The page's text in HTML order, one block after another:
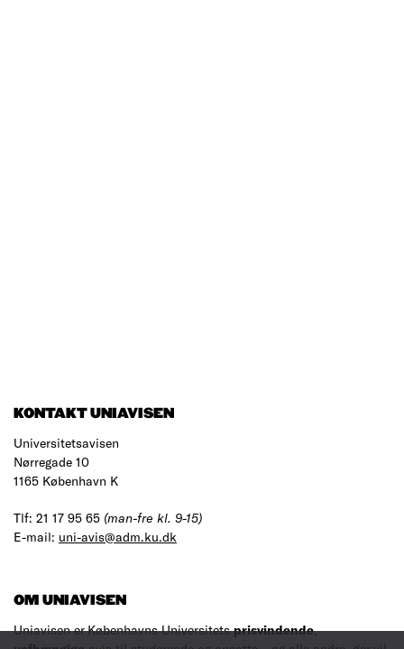
KONTAKT UNIAVISEN
Universitetsavisen
Nørregade 10
1165 København K
Tlf: 21 17 95 65 (man-fre kl. 9-15)
E-mail: uni-avis@adm.ku.dk
OM UNIAVISEN
Uniavisen er Københavns Universitetsprisvindende,